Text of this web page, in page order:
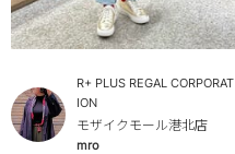
R+ PLUS REGAL CORPORAT
ION
モザイクモール港北店
mro